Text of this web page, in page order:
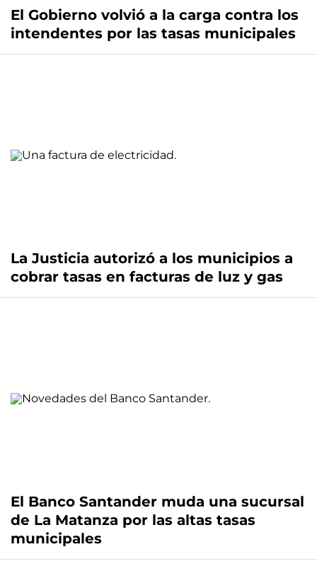
El Gobierno volvió a la carga contra los
intendentes por las tasas municipales
La Justicia autorizó a los municipios a
cobrar tasas en facturas de luz y gas
El Banco Santander muda una sucursal
de La Matanza por las altas tasas
municipales